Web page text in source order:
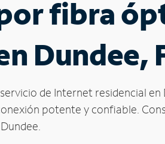
fibra
Dundee,
de Internet residencial
potente y confiable.